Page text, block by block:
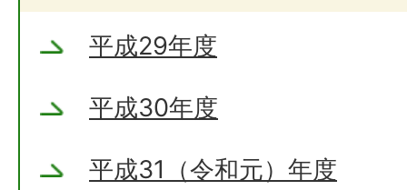
平成29年度
平成30年度
平成31（令和元）年度